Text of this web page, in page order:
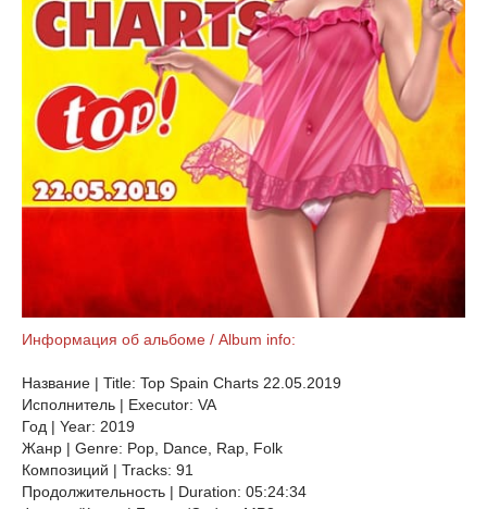
Информация об альбоме / Album info:
Название | Title: Top Spain Charts 22.05.2019
Исполнитель | Executor: VA
Год | Year: 2019
Жанр | Genre: Pop, Dance, Rap, Folk
Композиций | Tracks: 91
Продолжительность | Duration: 05:24:34